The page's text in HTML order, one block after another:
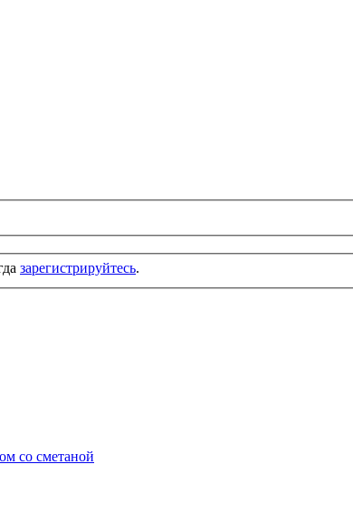
зарегистрируйтесь.
со сметаной